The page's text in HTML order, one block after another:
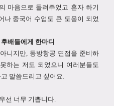
마음으로 돌려주었고 혼자 하기
나 중국어 수업도 큰 도움이 되었
배들에게 한마디
니지만, 동방항공 면접을 준비하
하는 저도 되었으니 여러분들도
말씀드리고 싶어요.
선 너무 기쁩니다.